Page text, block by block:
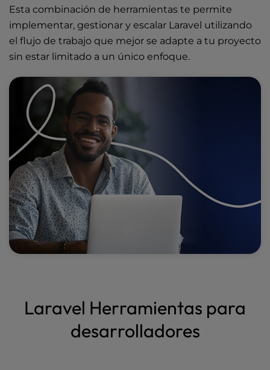
Esta combinación de herramientas te permite
implementar, gestionar y escalar Laravel utilizando
el flujo de trabajo que mejor se adapte a tu proyecto
sin estar limitado a un único enfoque.
Laravel Herramientas para
desarrolladores